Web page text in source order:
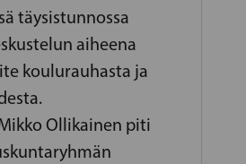
täysistunnossa
aiheena
koulurauhasta ja
Ollikainen piti